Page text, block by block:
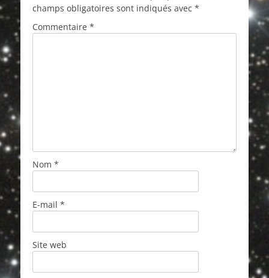
champs obligatoires sont indiqués avec *
Commentaire *
Nom *
E-mail *
Site web